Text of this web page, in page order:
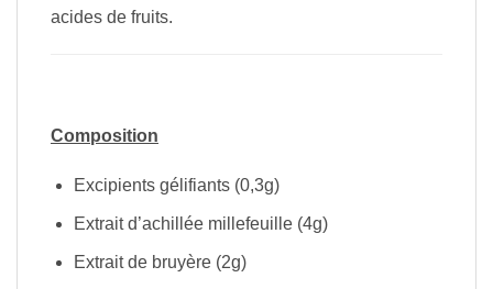
acides de fruits.
Composition
Excipients gélifiants (0,3g)
Extrait d’achillée millefeuille (4g)
Extrait de bruyère (2g)